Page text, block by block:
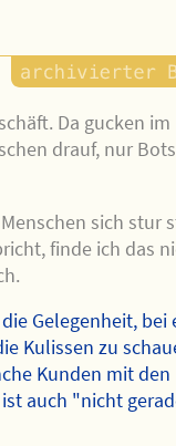
Da gucken im
drauf, nur
sich stur
finde ich das
Gelegenheit, bei
Kulissen zu
Kunden mit den
auch "nicht